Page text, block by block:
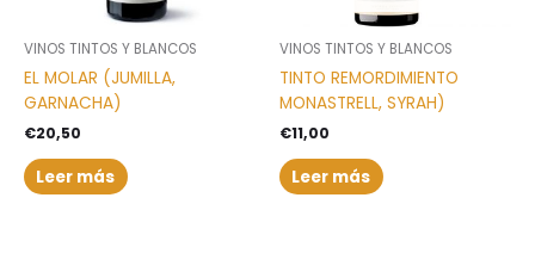
VINOS TINTOS Y BLANCOS
EL MOLAR (JUMILLA,
GARNACHA)
€20,50
Leer más
VINOS TINTOS Y BLANCOS
TINTO REMORDIMIENTO
MONASTRELL, SYRAH)
€11,00
Leer más